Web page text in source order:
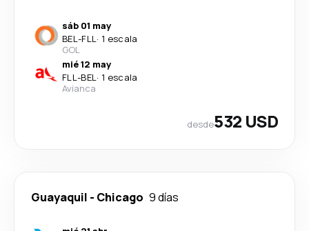
sáb 01 may
BEL-FLL· 1 escala
GOL
mié 12 may
FLL-BEL· 1 escala
Avianca
desde532 USD
Guayaquil - Chicago 9 días